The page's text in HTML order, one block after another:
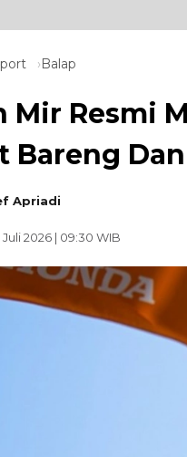
Balap
Mir Resmi
Bareng
Apriadi
2026 | 09:30 WIB